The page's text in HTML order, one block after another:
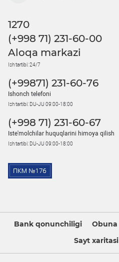
1270
(+998 71) 231-60-00
Aloqa markazi
Ish tartibi: 24/7
(+99871) 231-60-76
Ishonch telefoni
Ish tartibi: DU-JU 09:00-18:00
(+998 71) 231-60-67
Iste'molchilar huquqlarini himoya qilish
Ish tartibi: DU-JU 09:00-18:00
Bank qonunchiligi Obuna
Sayt xaritasi